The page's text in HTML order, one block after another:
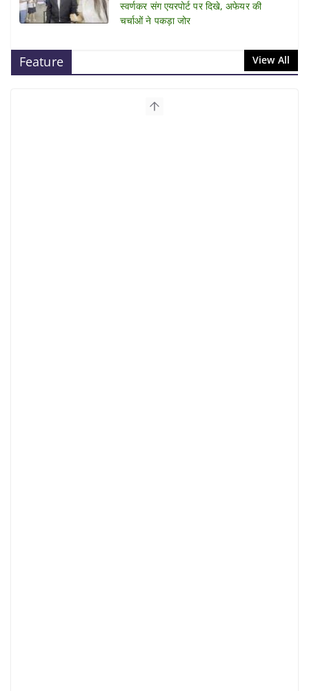
स्वर्णकर संग एयरपोर्ट पर दिखे, अफेयर की
चर्चाओं ने पकड़ा जोर
Feature View All